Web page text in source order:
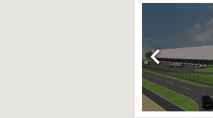
Previous